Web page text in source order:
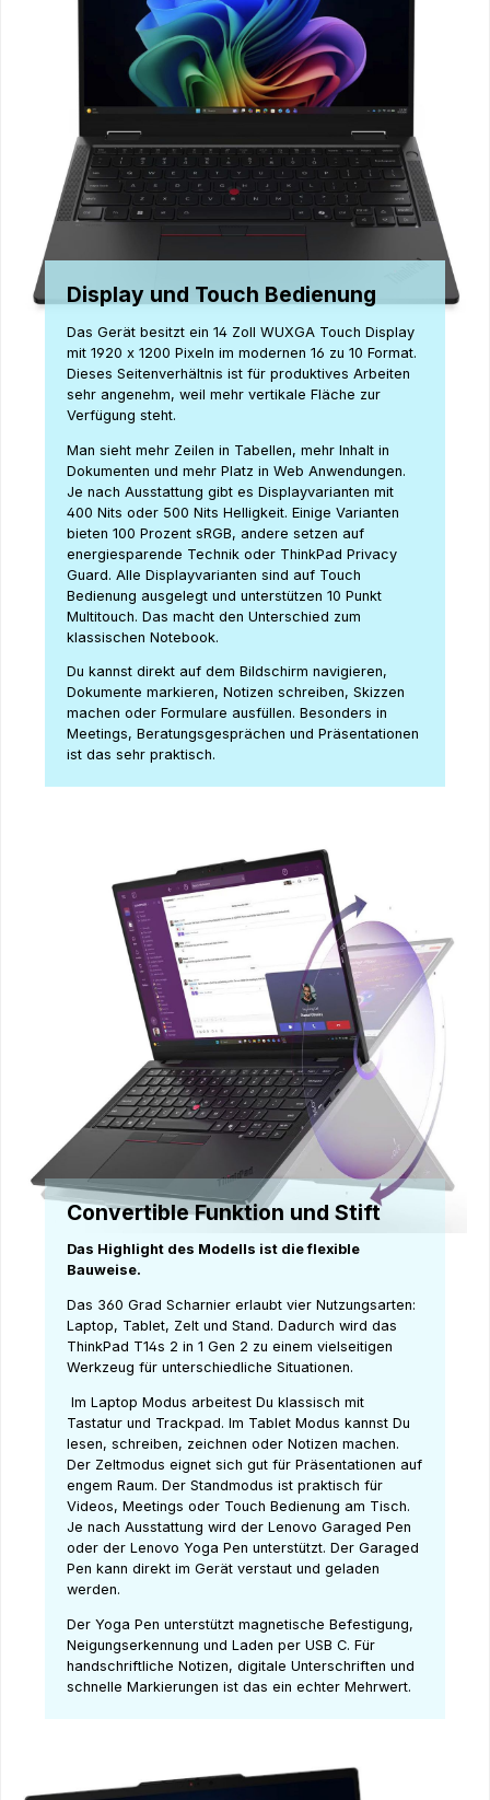
Display und Touch Bedienung
Das Gerät besitzt ein 14 Zoll WUXGA Touch Display
mit 1920 x 1200 Pixeln im modernen 16 zu 10 Format.
Dieses Seitenverhältnis ist für produktives Arbeiten
sehr angenehm, weil mehr vertikale Fläche zur
Verfügung steht.
Man sieht mehr Zeilen in Tabellen, mehr Inhalt in
Dokumenten und mehr Platz in Web Anwendungen.
Je nach Ausstattung gibt es Displayvarianten mit
400 Nits oder 500 Nits Helligkeit. Einige Varianten
bieten 100 Prozent sRGB, andere setzen auf
energiesparende Technik oder ThinkPad Privacy
Guard. Alle Displayvarianten sind auf Touch
Bedienung ausgelegt und unterstützen 10 Punkt
Multitouch. Das macht den Unterschied zum
klassischen Notebook.
Du kannst direkt auf dem Bildschirm navigieren,
Dokumente markieren, Notizen schreiben, Skizzen
machen oder Formulare ausfüllen. Besonders in
Meetings, Beratungsgesprächen und Präsentationen
ist das sehr praktisch.
Convertible Funktion und Stift
Das Highlight des Modells ist die flexible
Bauweise.
Das 360 Grad Scharnier erlaubt vier Nutzungsarten:
Laptop, Tablet, Zelt und Stand. Dadurch wird das
ThinkPad T14s 2 in 1 Gen 2 zu einem vielseitigen
Werkzeug für unterschiedliche Situationen.
Im Laptop Modus arbeitest Du klassisch mit
Tastatur und Trackpad. Im Tablet Modus kannst Du
lesen, schreiben, zeichnen oder Notizen machen.
Der Zeltmodus eignet sich gut für Präsentationen auf
engem Raum. Der Standmodus ist praktisch für
Videos, Meetings oder Touch Bedienung am Tisch.
Je nach Ausstattung wird der Lenovo Garaged Pen
oder der Lenovo Yoga Pen unterstützt. Der Garaged
Pen kann direkt im Gerät verstaut und geladen
werden.
Der Yoga Pen unterstützt magnetische Befestigung,
Neigungserkennung und Laden per USB C. Für
handschriftliche Notizen, digitale Unterschriften und
schnelle Markierungen ist das ein echter Mehrwert.